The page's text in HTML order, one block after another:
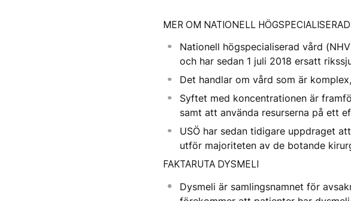
MER OM NATIONELL
Nationell högspecialiserad vård
och har sedan 1 juli 2018 ersatt
Det handlar om vård som är
Syftet med koncentrationen är
samt att använda resurserna på ett
USÖ har sedan tidigare uppdraget
utför majoriteten av de botande
FAKTARUTA DYSMELI
Dysmeli är samlingsnamnet för